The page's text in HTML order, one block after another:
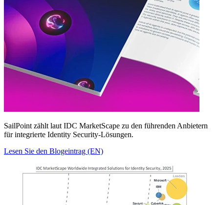
SailPoint zählt laut IDC MarketScape zu den führenden Anbietern
für integrierte Identity Security‑Lösungen.
Lesen Sie den Blogeintrag (EN)